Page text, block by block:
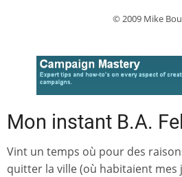
© 2009 Mike
Mon instant B.A.
Vint un temps où pour des
quitter la ville (où habitaient